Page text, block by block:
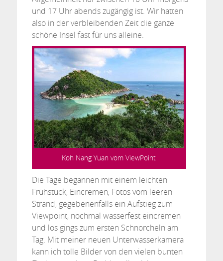
und 17 Uhr abends zugängig ist. Wir hatten
also in der verbleibenden Zeit die ganze
schöne Insel fast für uns alleine.
Koh Nang Yuan vom ViewPoint
Die Tage begannen mit einem leichten
Frühstück, Eincremen, Fotos vom leeren
Strand, gegebenenfalls ein Aufstieg zum
Viewpoint, nochmal wasserfest eincremen
und los gings zum ersten Schnorcheln am
Tag. Mit meiner neuen Unterwasserkamera
kann ich tolle Bilder von den vielen bunten